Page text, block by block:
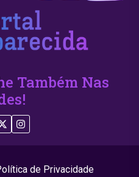
Também Nas
de Privacidade